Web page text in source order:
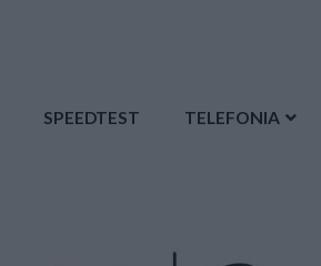
SPEEDTEST TELEFONIA